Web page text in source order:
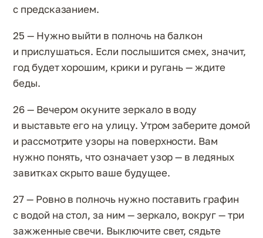
с предсказанием.
25 — Нужно выйти в полночь на балкон
и прислушаться. Если послышится смех, значит,
год будет хорошим, крики и ругань — ждите
беды.
26 — Вечером окуните зеркало в воду
и выставьте его на улицу. Утром заберите домой
и рассмотрите узоры на поверхности. Вам
нужно понять, что означает узор — в ледяных
завитках скрыто ваше будущее.
27 — Ровно в полночь нужно поставить графин
с водой на стол, за ним — зеркало, вокруг — три
зажженные свечи. Выключите свет, сядьте